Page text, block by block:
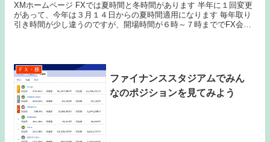
XMホームページ FXでは夏時間と冬時間があります 半年に１回変更
があって、今年は３月１４日からの夏時間適用になります 毎年取り
引き時間が少し違うのですが、開場時間が６時～７時まででFX会社
ＦＸ・株
ファイナンススタジアムでみん
なのポジションを見てみよう